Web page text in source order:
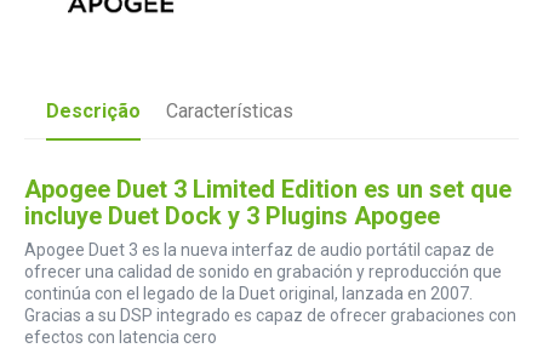
Descrição Características
Apogee Duet 3 Limited Edition es un set que
incluye Duet Dock y 3 Plugins Apogee
Apogee Duet 3 es la nueva interfaz de audio portátil capaz de
ofrecer una calidad de sonido en grabación y reproducción que
continúa con el legado de la Duet original, lanzada en 2007.
Gracias a su DSP integrado es capaz de ofrecer grabaciones con
efectos con latencia cero